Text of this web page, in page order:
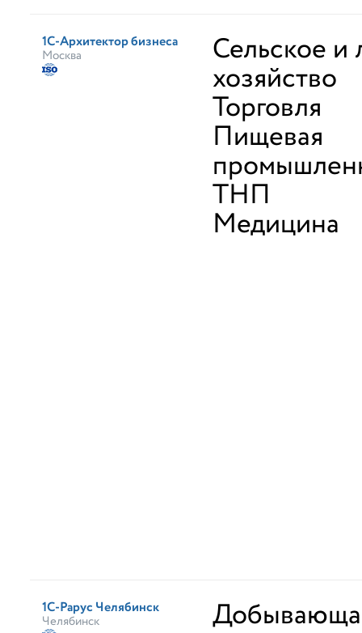
1С-Архитектор бизнеса
Москва Сельское и
хозяйство
Торговля
Пищевая
ТНП
Медицина
1С-Рарус Челябинск
Челябинск